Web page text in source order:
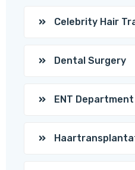
Celebrity Hair
Dental Surgery
ENT Department